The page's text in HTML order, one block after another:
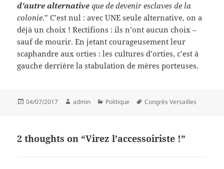
d’autre alternative que de devenir esclaves de la
colonie.” C’est nul : avec UNE seule alternative, on a
déjà un choix ! Rectifions : ils n’ont aucun choix –
sauf de mourir. En jetant courageusement leur
scaphandre aux orties : les cultures d’orties, c’est à
gauche derrière la stabulation de mères porteuses.
Posted
04/07/2017 Author
admin Categories
Politique Tags
Congrès Versailles
2 thoughts on “Virez l’accessoiriste !”